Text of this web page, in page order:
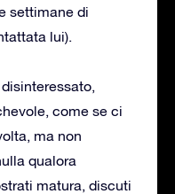
settimane di
lui).
disinteressato,
come se ci
ma non
qualora
matura, discuti